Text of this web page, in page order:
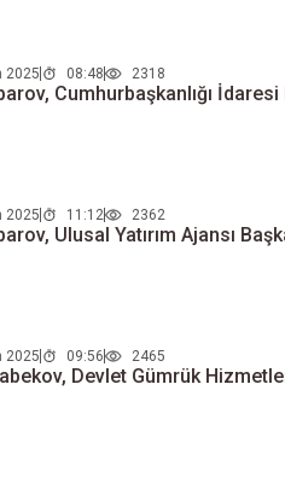
2025 08:48 2318
Cumhurbaşkanlığı
2025 11:12 2362
Ulusal Yatırım Ajansı
2025 09:56 2465
Devlet Gümrük